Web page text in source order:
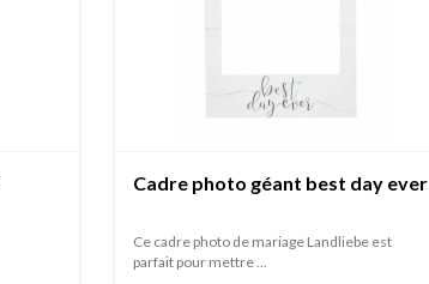
Cadre photo géant best day ever
Ce cadre photo de mariage Landliebe est
parfait pour mettre ...